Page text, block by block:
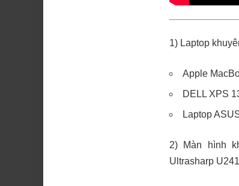
1) Laptop
Apple
DELL XPS
Laptop
2) Màn hình
Ultrasharp